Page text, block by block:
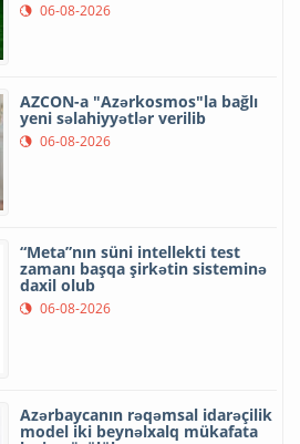
06-08-2026
AZCON-a "Azərkosmos"la bağlı
yeni səlahiyyətlər verilib
06-08-2026
“Meta”nın süni intellekti test
zamanı başqa şirkətin sisteminə
daxil olub
06-08-2026
Azərbaycanın rəqəmsal idarəçilik
model iki beynəlxalq mükafata